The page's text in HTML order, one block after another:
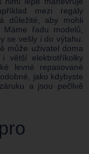
mezi regály
důležité, aby mohli
řadu modelů,
se vešly i do výtahu.
může uživatel doma
větší elektrotříkolky
levné repasované
jako kdybyste
a jsou pečlivě